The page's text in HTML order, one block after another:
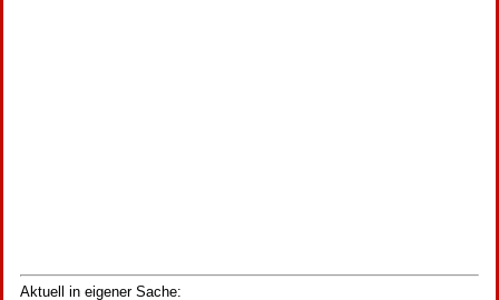
Aktuell in eigener Sache: